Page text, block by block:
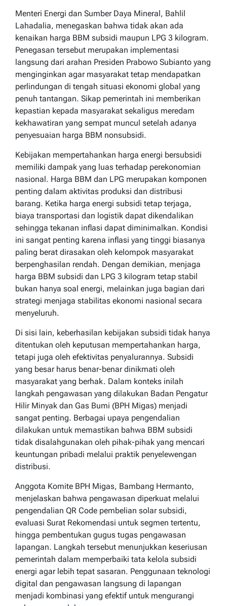
Menteri Energi dan Sumber Daya Mineral, Bahlil
Lahadalia, menegaskan bahwa tidak akan ada
kenaikan harga BBM subsidi maupun LPG 3 kilogram.
Penegasan tersebut merupakan implementasi
langsung dari arahan Presiden Prabowo Subianto yang
menginginkan agar masyarakat tetap mendapatkan
perlindungan di tengah situasi ekonomi global yang
penuh tantangan. Sikap pemerintah ini memberikan
kepastian kepada masyarakat sekaligus meredam
kekhawatiran yang sempat muncul setelah adanya
penyesuaian harga BBM nonsubsidi.
Kebijakan mempertahankan harga energi bersubsidi
memiliki dampak yang luas terhadap perekonomian
nasional. Harga BBM dan LPG merupakan komponen
penting dalam aktivitas produksi dan distribusi
barang. Ketika harga energi subsidi tetap terjaga,
biaya transportasi dan logistik dapat dikendalikan
sehingga tekanan inflasi dapat diminimalkan. Kondisi
ini sangat penting karena inflasi yang tinggi biasanya
paling berat dirasakan oleh kelompok masyarakat
berpenghasilan rendah. Dengan demikian, menjaga
harga BBM subsidi dan LPG 3 kilogram tetap stabil
bukan hanya soal energi, melainkan juga bagian dari
strategi menjaga stabilitas ekonomi nasional secara
menyeluruh.
Di sisi lain, keberhasilan kebijakan subsidi tidak hanya
ditentukan oleh keputusan mempertahankan harga,
tetapi juga oleh efektivitas penyalurannya. Subsidi
yang besar harus benar-benar dinikmati oleh
masyarakat yang berhak. Dalam konteks inilah
langkah pengawasan yang dilakukan Badan Pengatur
Hilir Minyak dan Gas Bumi (BPH Migas) menjadi
sangat penting. Berbagai upaya pengendalian
dilakukan untuk memastikan bahwa BBM subsidi
tidak disalahgunakan oleh pihak-pihak yang mencari
keuntungan pribadi melalui praktik penyelewengan
distribusi.
Anggota Komite BPH Migas, Bambang Hermanto,
menjelaskan bahwa pengawasan diperkuat melalui
pengendalian QR Code pembelian solar subsidi,
evaluasi Surat Rekomendasi untuk segmen tertentu,
hingga pembentukan gugus tugas pengawasan
lapangan. Langkah tersebut menunjukkan keseriusan
pemerintah dalam memperbaiki tata kelola subsidi
energi agar lebih tepat sasaran. Penggunaan teknologi
digital dan pengawasan langsung di lapangan
menjadi kombinasi yang efektif untuk mengurangi